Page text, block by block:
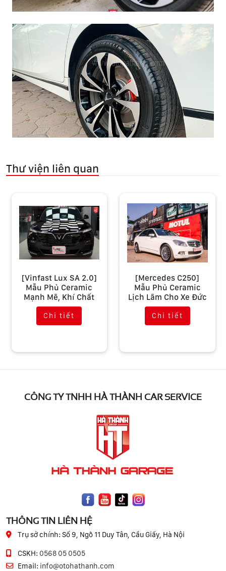
Thư viện liên quan
[Vinfast Lux SA 2.0]
Mẫu Phủ Ceramic
Mạnh Mẽ, Khí Chất
Chi tiết
[Mercedes C250]
Mẫu Phủ Ceramic
Lịch Lãm Cho Xe Đức
Chi tiết
CÔNG TY TNHH HÀ THÀNH CAR SERVICE
THÔNG TIN LIÊN HỆ
Trụ sở chính: Số 9, Ngõ 11 Duy Tân, Cầu Giấy, Hà Nội
CSKH: 0568 05 0505
Email: info@otohathanh.com